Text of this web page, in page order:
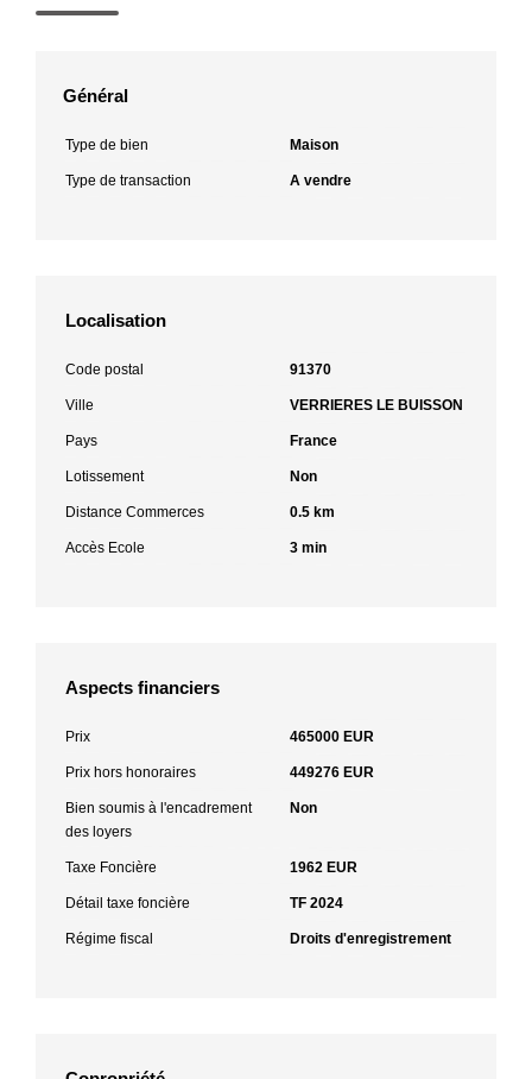
Général
Type de bien Maison
Type de transaction A vendre
Localisation
Code postal 91370
Ville VERRIERES LE BUISSON
Pays France
Lotissement Non
Distance Commerces 0.5 km
Accès Ecole 3 min
Aspects financiers
Prix 465000 EUR
Prix hors honoraires 449276 EUR
Bien soumis à l'encadrement
des loyers
Non
Taxe Foncière 1962 EUR
Détail taxe foncière TF 2024
Régime fiscal Droits d'enregistrement